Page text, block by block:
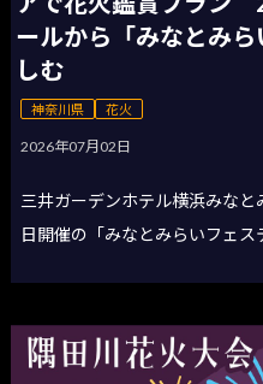
ールから「みなとみ
しむ
神奈川県 花火
2026年07月02日
三井ガーデンホテル横浜みな
日開催の「みなとみらいフェス